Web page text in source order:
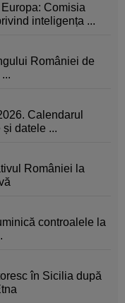
Comisia
inteligența ...
României de
Calendarul
datele ...
României la
controalele la
în Sicilia după